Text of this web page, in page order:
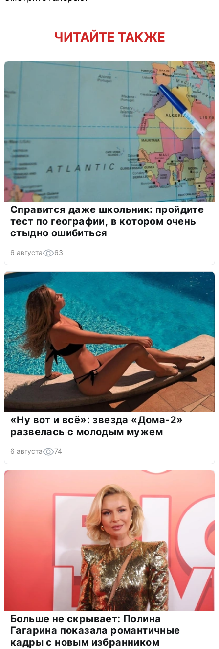
ЧИТАЙТЕ ТАКЖЕ
Справится даже школьник: пройдите
тест по географии, в котором очень
стыдно ошибиться
6 августа 63
«Ну вот и всё»: звезда «Дома-2»
развелась с молодым мужем
6 августа 74
Больше не скрывает: Полина
Гагарина показала романтичные
кадры с новым избранником